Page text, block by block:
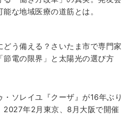
な地域医療の道筋とは。
どう備える？さいたま市で専門家
節電の限界」と太陽光の選び方
・ソレイユ『クーザ』が16年ぶり
年2月東京、8月大阪で開催